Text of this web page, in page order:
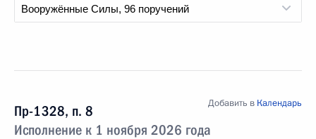
Пр-1328, п. 8
Исполнение к 1 ноября 2026 года
Добавить в Календарь